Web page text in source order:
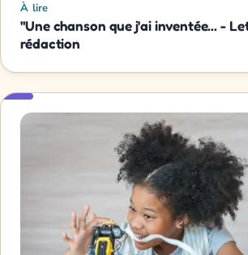
À lire
"Une chanson que j'ai inventée... -
rédaction